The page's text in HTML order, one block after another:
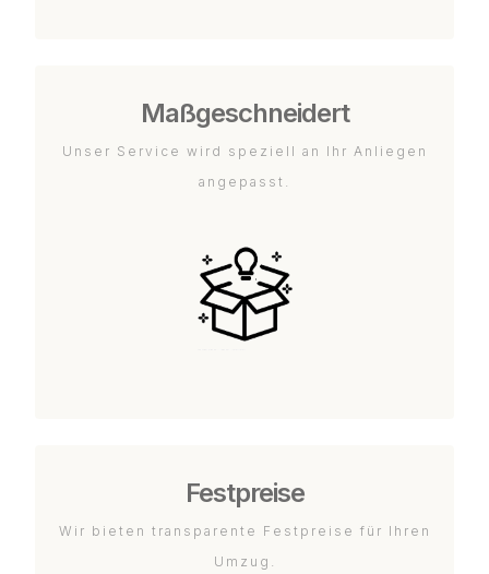
Maßgeschneidert
Unser Service wird speziell an Ihr Anliegen
angepasst.
Festpreise
Wir bieten transparente Festpreise für Ihren
Umzug.